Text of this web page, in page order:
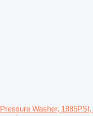
Pressure Washer,